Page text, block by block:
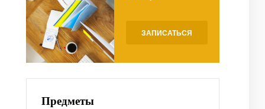
ЗАПИСАТЬСЯ
Предметы